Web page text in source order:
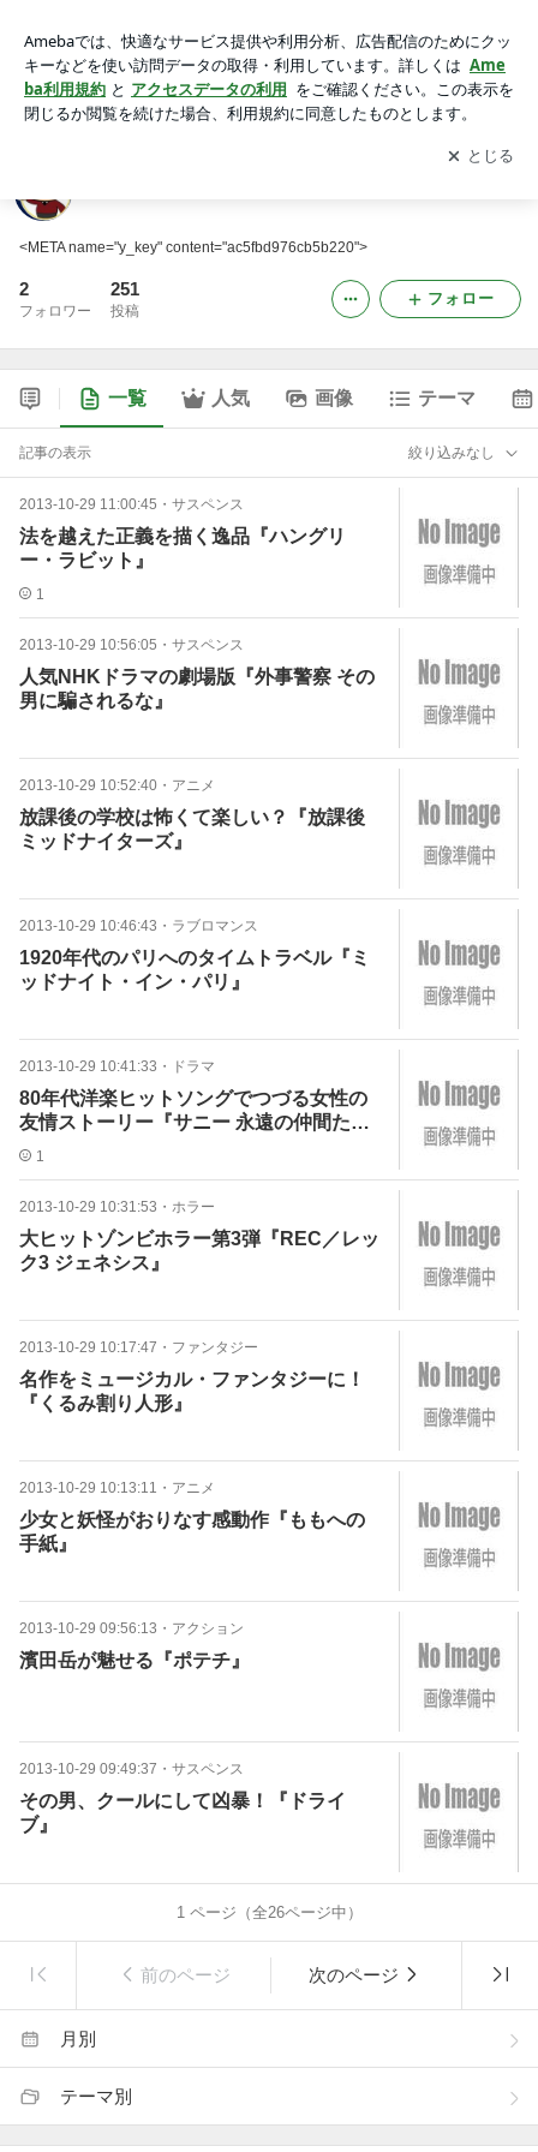
アプリをダウンロードして ブログの更新通知
を受け取りまし
ょう。
開く
<META name="y_key" content="ac5fbd976cb5b220">
2
フォロワー
251
投稿
フォロー
一覧 人気 画像 テーマ
記事の表示 絞り込みなし
2013-10-29 11:00:45 ・ サスペンス
法を越えた正義を描く逸品『ハングリ
ー・ラビット』
1
2013-10-29 10:56:05 ・ サスペンス
人気NHKドラマの劇場版『外事警察 その
男に騙されるな』
2013-10-29 10:52:40 ・ アニメ
放課後の学校は怖くて楽しい？『放課後
ミッドナイターズ』
2013-10-29 10:46:43 ・ ラブロマンス
1920年代のパリへのタイムトラベル『ミ
ッドナイト・イン・パリ』
2013-10-29 10:41:33 ・ ドラマ
80年代洋楽ヒットソングでつづる女性の
友情ストーリー『サニー 永遠の仲間た
ち』
1
2013-10-29 10:31:53 ・ ホラー
大ヒットゾンビホラー第3弾『REC／レッ
ク3 ジェネシス』
2013-10-29 10:17:47 ・ ファンタジー
名作をミュージカル・ファンタジーに！
『くるみ割り人形』
2013-10-29 10:13:11 ・ アニメ
少女と妖怪がおりなす感動作『ももへの
手紙』
2013-10-29 09:56:13 ・ アクション
濱田岳が魅せる『ポテチ』
2013-10-29 09:49:37 ・ サスペンス
その男、クールにして凶暴！『ドライ
ブ』
1ページ（全26ページ中）
前のページ 次のページ
月別
テーマ別